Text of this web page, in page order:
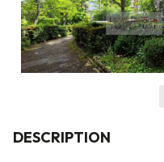
DESCRIPTION